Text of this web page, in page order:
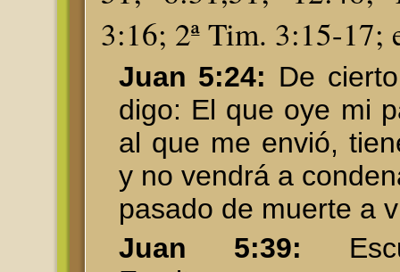
3:16; 2ª Tim. 3:15-17;
Juan 5:24: De
digo: El que oye mi
al que me envió,
y no vendrá a
pasado de muerte a
Juan 5:39: